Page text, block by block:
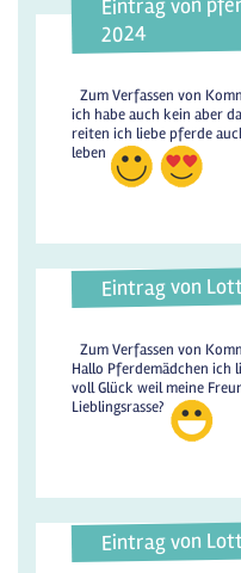
2024
Zum Verfassen von
ich habe auch kein aber
reiten ich liebe pferde
leben
Eintrag von
Zum Verfassen von
Hallo Pferdemädchen ich
voll Glück weil meine
Lieblingsrasse?
Eintrag von